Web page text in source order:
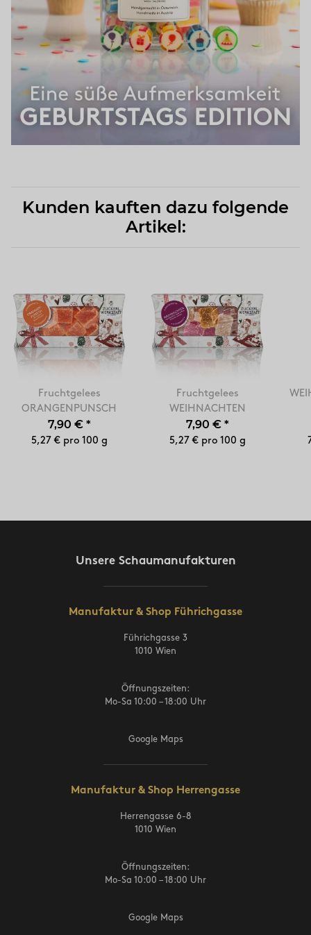
Kunden kauften dazu folgende
Artikel:
Fruchtgelees
ORANGENPUNSCH
7,90 € *
5,27 € pro 100 g
Fruchtgelees
WEIHNACHTEN
7,90 € *
5,27 € pro 100 g
Unsere Schaumanufakturen
Manufaktur & Shop Führichgasse
Führichgasse 3
1010 Wien
Öffnungszeiten:
Mo-Sa 10:00 – 18:00 Uhr
Google Maps
Manufaktur & Shop Herrengasse
Herrengasse 6-8
1010 Wien
Öffnungszeiten:
Mo-Sa 10:00 – 18:00 Uhr
Google Maps